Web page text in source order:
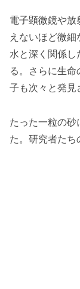
電子顕微鏡や
えないほど微
水と深く関係し
る。さらに生
子も次々と発見
たった一粒の
た。研究者たち